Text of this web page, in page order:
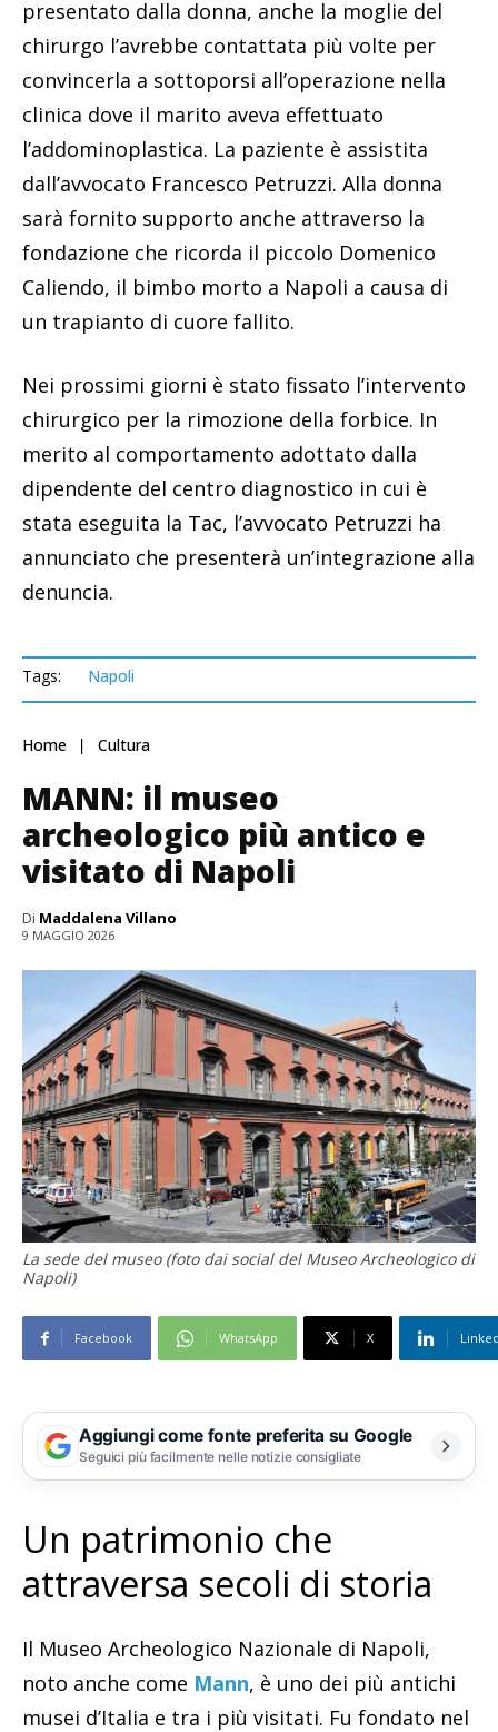
presentato dalla donna, anche la moglie del
chirurgo l’avrebbe contattata più volte per
convincerla a sottoporsi all’operazione nella
clinica dove il marito aveva effettuato
l’addominoplastica. La paziente è assistita
dall’avvocato Francesco Petruzzi. Alla donna
sarà fornito supporto anche attraverso la
fondazione che ricorda il piccolo Domenico
Caliendo, il bimbo morto a Napoli a causa di
un trapianto di cuore fallito.
Nei prossimi giorni è stato fissato l’intervento
chirurgico per la rimozione della forbice. In
merito al comportamento adottato dalla
dipendente del centro diagnostico in cui è
stata eseguita la Tac, l’avvocato Petruzzi ha
annunciato che presenterà un’integrazione alla
denuncia.
Tags: Napoli
Home Cultura
MANN: il museo
archeologico più antico e
visitato di Napoli
Di Maddalena Villano
9 MAGGIO 2026
La sede del museo (foto dai social del Museo Archeologico di
Napoli)
Facebook WhatsApp X
Aggiungi come fonte preferita su Google
Seguici più facilmente nelle notizie consigliate
Un patrimonio che
attraversa secoli di storia
Il Museo Archeologico Nazionale di Napoli,
noto anche come Mann, è uno dei più antichi
musei d’Italia e tra i più visitati. Fu fondato nel